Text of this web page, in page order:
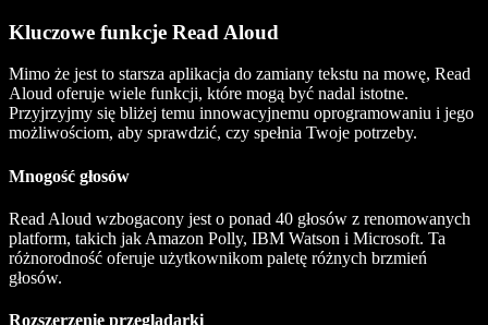
Kluczowe funkcje Read Aloud
Mimo że jest to starsza aplikacja do zamiany tekstu na mowę, Read
Aloud oferuje wiele funkcji, które mogą być nadal istotne.
Przyjrzyjmy się bliżej temu innowacyjnemu oprogramowaniu i jego
możliwościom, aby sprawdzić, czy spełnia Twoje potrzeby.
Mnogość głosów
Read Aloud wzbogacony jest o ponad 40 głosów z renomowanych
platform, takich jak Amazon Polly, IBM Watson i Microsoft. Ta
różnorodność oferuje użytkownikom paletę różnych brzmień
głosów.
Rozszerzenie przeglądarki